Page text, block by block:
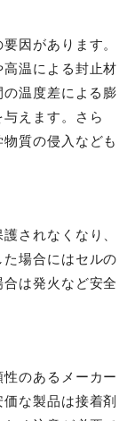
因があります。
温による封止材
の温度差による膨
えます。さら
質の侵入なども
されなくなり、
場合にはセルの
は発火など安全
のあるメーカー
な製品は接着剤